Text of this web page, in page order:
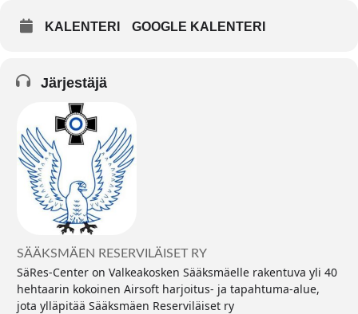
KALENTERI GOOGLE KALENTERI
Järjestäjä
SÄÄKSMÄEN RESERVILÄISET RY
SäRes-Center on Valkeakosken Sääksmäelle rakentuva yli 40
hehtaarin kokoinen Airsoft harjoitus- ja tapahtuma-alue,
jota ylläpitää Sääksmäen Reserviläiset ry